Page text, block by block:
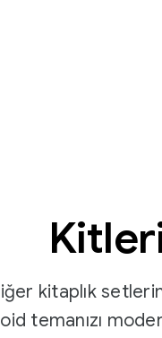
kitaplık
temanızı